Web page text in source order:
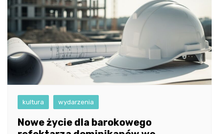
kultura wydarzenia
Nowe życie dla barokowego